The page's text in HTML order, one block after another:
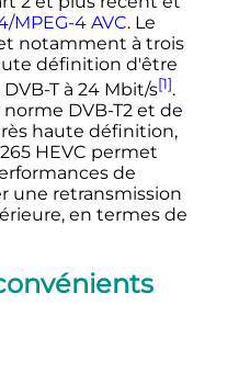
MPEG-4 AVC. Le
notamment à trois
définition d'être
T à 24 Mbit/s[1].
DVB-T2 et de
haute définition,
HEVC permet
de
une retransmission
en termes de